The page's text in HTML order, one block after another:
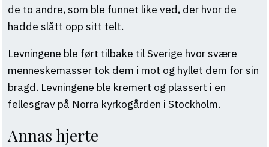
de to andre, som ble funnet like ved, der hvor de
hadde slått opp sitt telt.
Levningene ble ført tilbake til Sverige hvor svære
menneskemasser tok dem i mot og hyllet dem for sin
bragd. Levningene ble kremert og plassert i en
fellesgrav på Norra kyrkogården i Stockholm.
Annas hjerte